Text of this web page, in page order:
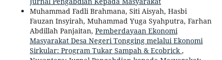
Muhammad Fadli Brahmana, Siti Aisyah, Hasbi
Fauzan Insyirah, Muhammad Yuga Syahputra, Farhan
Abdillah Panjaitan, Pemberdayaan Ekonomi
Masyarakat Desa Negeri Tongging melalui Ekonomi
Sirkular: Program Tukar Sampah & Ecobrick,